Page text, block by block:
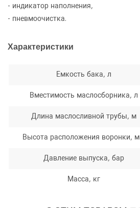
- индикатор наполнения,
- пневмоочистка.
Характеристики
Емкость бака, л
Вместимость маслосборника, л
Длина маслосливной трубы, м
Высота расположения воронки,
Давление выпуска, бар
Масса, кг
ОФОРМИТЬ
Уменьшить
Количество+Увеличить
ЗАКАЗАТЬ